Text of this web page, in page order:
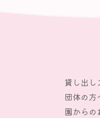
貸し出し
団体の方
園からの